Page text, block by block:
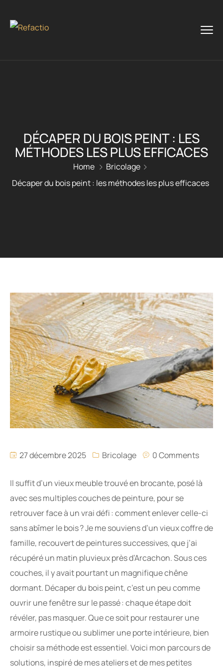
DÉCAPER DU BOIS PEINT : LES
MÉTHODES LES PLUS EFFICACES
Home
Bricolage
Décaper du bois peint : les méthodes les plus efficaces
27 décembre 2025 Bricolage 0 Comments
Il suffit d’un vieux meuble trouvé en brocante, posé là
avec ses multiples couches de peinture, pour se
retrouver face à un vrai défi : comment enlever celle-ci
sans abîmer le bois ? Je me souviens d’un vieux coffre de
famille, recouvert de peintures successives, que j’ai
récupéré un matin pluvieux près d’Arcachon. Sous ces
couches, il y avait pourtant un magnifique chêne
dormant. Décaper du bois peint, c’est un peu comme
ouvrir une fenêtre sur le passé : chaque étape doit
révéler, pas masquer. Que ce soit pour restaurer une
armoire rustique ou sublimer une porte intérieure, bien
choisir sa méthode est essentiel. Voici mon parcours de
solutions, inspiré de mes ateliers et de mes petites